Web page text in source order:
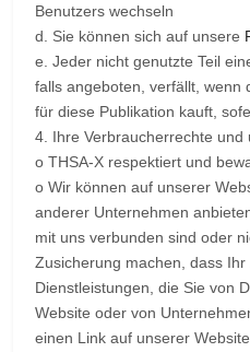
Benutzers wechseln
d. Sie können sich auf unsere
e. Jeder nicht genutzte Teil
falls angeboten, verfällt, wenn
für diese Publikation kauft,
4. Ihre Verbraucherrechte und
o THSA-X respektiert und
o Wir können auf unserer
anderer Unternehmen
mit uns verbunden sind oder
Zusicherung machen, dass
Dienstleistungen, die Sie von
Website oder von
einen Link auf unserer